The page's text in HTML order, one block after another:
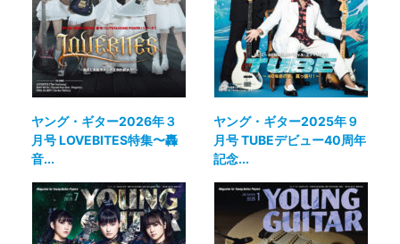
ヤング・ギター2026年３
月号 LOVEBITES特集〜轟
音...
ヤング・ギター2025年９
月号 TUBEデビュー40周年
記念...